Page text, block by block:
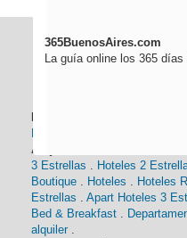
365BuenosAires.com
La guía online los 365 días
Alojamiento:
3 Estrellas . Hoteles 2
Boutique . Hoteles . Hoteles
Estrellas . Apart Hoteles 3
Bed & Breakfast .
alquiler .